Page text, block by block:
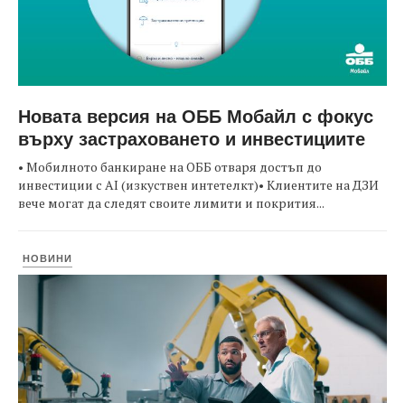
Новата версия на ОББ Мобайл с фокус
върху застраховането и инвестициите
• Мобилното банкиране на ОББ отваря достъп до
инвестиции с AI (изкуствен интетелкт)• Клиентите на ДЗИ
вече могат да следят своите лимити и покрития...
НОВИНИ